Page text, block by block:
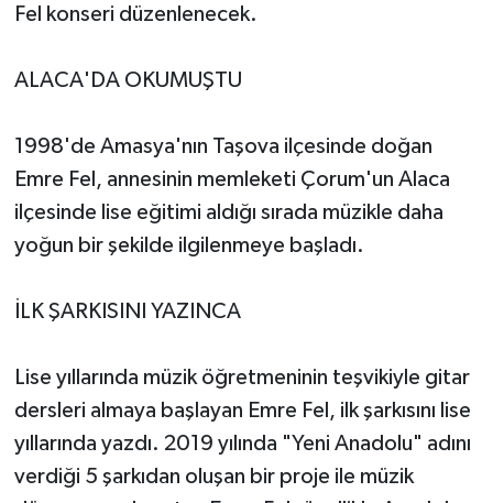
Fel konseri düzenlenecek.
ALACA'DA OKUMUŞTU
1998'de Amasya'nın Taşova ilçesinde doğan
Emre Fel, annesinin memleketi Çorum'un Alaca
ilçesinde lise eğitimi aldığı sırada müzikle daha
yoğun bir şekilde ilgilenmeye başladı.
İLK ŞARKISINI YAZINCA
Lise yıllarında müzik öğretmeninin teşvikiyle gitar
dersleri almaya başlayan Emre Fel, ilk şarkısını lise
yıllarında yazdı. 2019 yılında "Yeni Anadolu" adını
verdiği 5 şarkıdan oluşan bir proje ile müzik